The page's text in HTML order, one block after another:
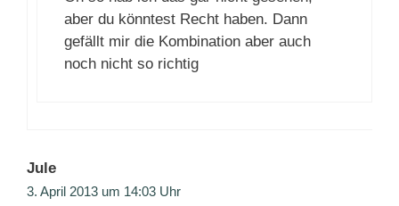
aber du könntest Recht haben. Dann
gefällt mir die Kombination aber auch
noch nicht so richtig
Jule
3. April 2013 um 14:03 Uhr